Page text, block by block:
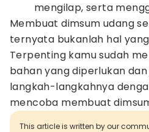
mengilap, serta
Membuat dimsum udang
ternyata bukanlah hal
Terpenting kamu sudah
bahan yang diperlukan
langkah-langkahnya
mencoba membuat
This article is written by our